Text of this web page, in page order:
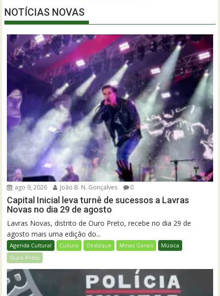
NOTÍCIAS NOVAS
ago 9, 2026 João B. N. Gonçalves 0
Capital Inicial leva turnê de sucessos a Lavras
Novas no dia 29 de agosto
Lavras Novas, distrito de Ouro Preto, recebe no dia 29 de
agosto mais uma edição do...
Agenda Cultural Cultura Destaque Minas Gerais
Música
Ouro Preto